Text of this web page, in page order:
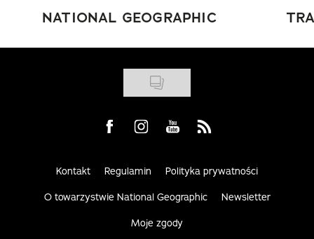
NATIONAL GEOGRAPHIC
Visit us on Facebook
Visit us on Instagram
Visit us on Youtube
Visit us on Rss
Kontakt Regulamin Polityka prywatności
O towarzystwie National Geographic Newsletter
Moje zgody